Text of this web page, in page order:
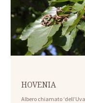
HOVENIA
Albero chiamato